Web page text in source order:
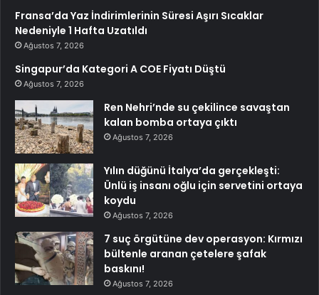
Fransa’da Yaz İndirimlerinin Süresi Aşırı Sıcaklar
Nedeniyle 1 Hafta Uzatıldı
Ağustos 7, 2026
Singapur’da Kategori A COE Fiyatı Düştü
Ağustos 7, 2026
Ren Nehri’nde su çekilince savaştan
kalan bomba ortaya çıktı
Ağustos 7, 2026
Yılın düğünü İtalya’da gerçekleşti:
Ünlü iş insanı oğlu için servetini ortaya
koydu
Ağustos 7, 2026
7 suç örgütüne dev operasyon: Kırmızı
bültenle aranan çetelere şafak
baskını!
Ağustos 7, 2026